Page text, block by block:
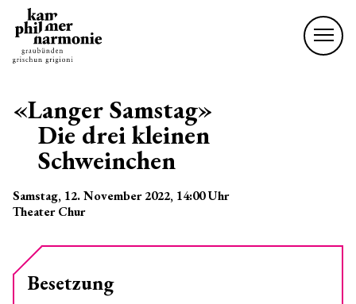
«Langer Samstag»
Die drei kleinen
Schweinchen
Samstag, 12. November 2022, 14:00Uhr
Theater Chur
Besetzung